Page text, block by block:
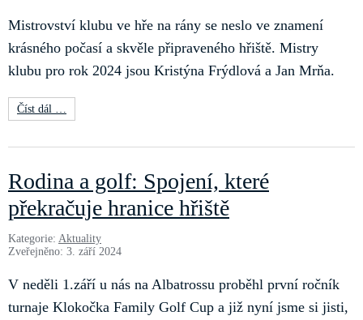
Mistrovství klubu ve hře na rány se neslo ve znamení
krásného počasí a skvěle připraveného hřiště. Mistry
klubu pro rok 2024 jsou Kristýna Frýdlová a Jan Mrňa.
Číst dál …
Rodina a golf: Spojení, které
překračuje hranice hřiště
Kategorie: Aktuality
Zveřejněno: 3. září 2024
V neděli 1.září u nás na Albatrossu proběhl první ročník
turnaje Klokočka Family Golf Cup a již nyní jsme si jisti,